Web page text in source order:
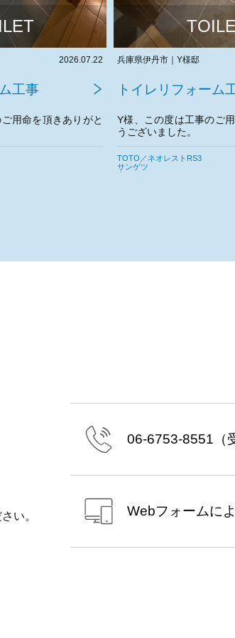
2026.07.21
工事
用命を頂きありがと
いたします。
兵庫県伊丹市｜N様邸
トイレリフォーム
N様、この度は工事のご
うございました。
今後とも宜しくお願いい
TOTO／ZR1 ホワイト
サンゲツ
東リ
い。
06-6753-8551
Webフォームに